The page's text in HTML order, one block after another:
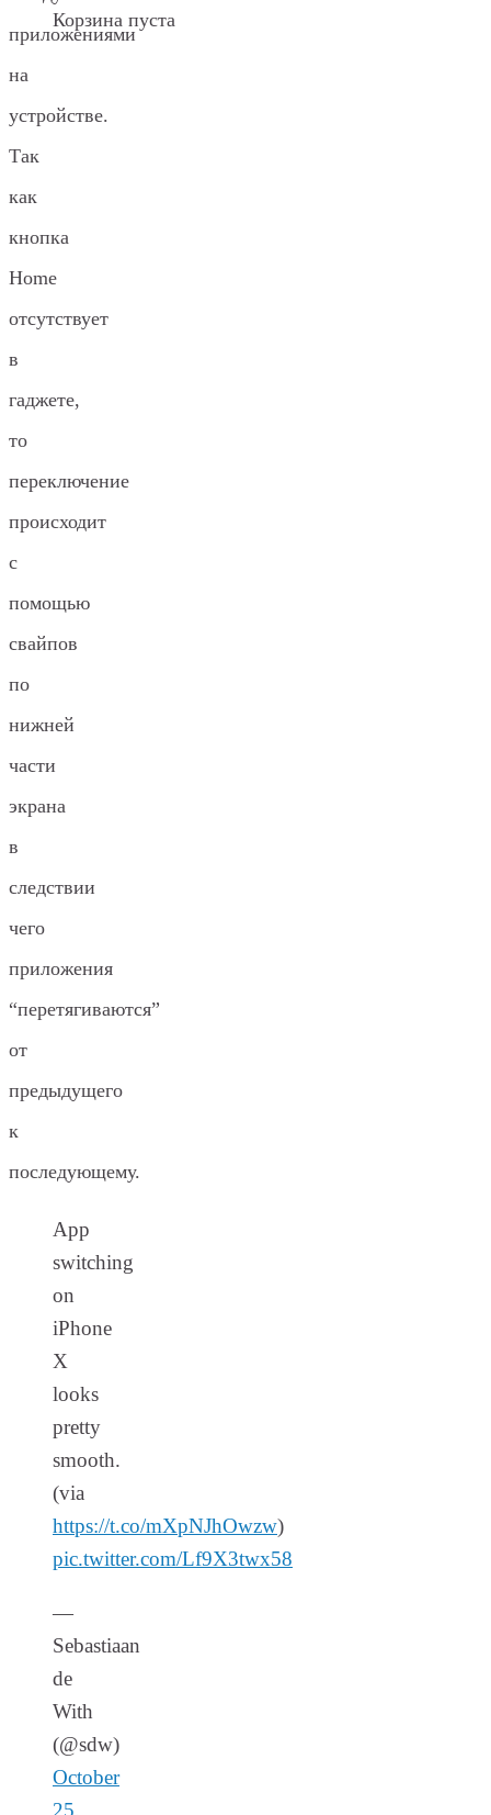
Корзина пуста
приложениями
на
устройстве.
Так
как
кнопка
Home
отсутствует
в
гаджете,
то
переключение
происходит
с
помощью
свайпов
по
нижней
части
экрана
в
следствии
чего
приложения
“перетягиваются”
от
предыдущего
к
последующему.
App
switching
on
iPhone
X
looks
pretty
smooth.
(via
https://t.co/mXpNJhOwzw)
pic.twitter.com/Lf9X3twx58
—
Sebastiaan
de
With
(@sdw)
October
25,